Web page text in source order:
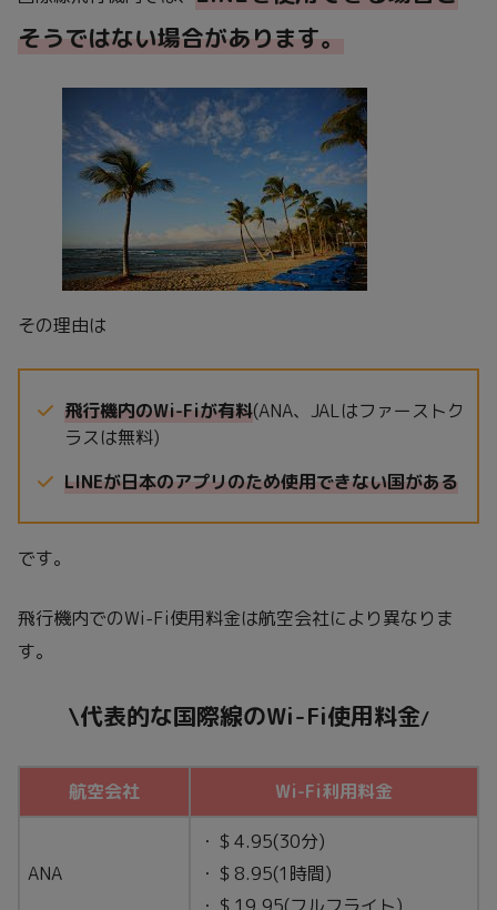
そうではない場合があります。
その理由は
飛行機内のWi-Fiが有料(ANA、JALはファーストク
ラスは無料)
LINEが日本のアプリのため使用できない国がある
です。
飛行機内でのWi-Fi使用料金は航空会社により異なりま
す。
\代表的な国際線のWi-Fi使用料金/
航空会社 Wi-Fi利用料金
ANA
・＄4.95(30分)
・＄8.95(1時間)
・＄19.95(フルフライト)